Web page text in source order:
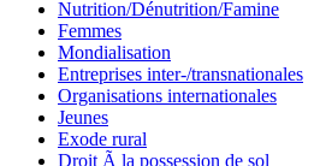
Nutrition/Dénutrition/Famine
Femmes
Mondialisation
Entreprises inter-/transnationales
Organisations internationales
Jeunes
Exode rural
Droit Ã la possession de sol